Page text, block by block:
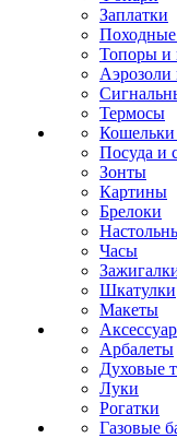
Заплатки
Походные
Топоры и
Аэрозоли
Термосы
Кошельки
Посуда и
Зонты
Картины
Брелоки
Часы
Шкатулки
Макеты
Арбалеты
Духовые
Луки
Рогатки
Газовые